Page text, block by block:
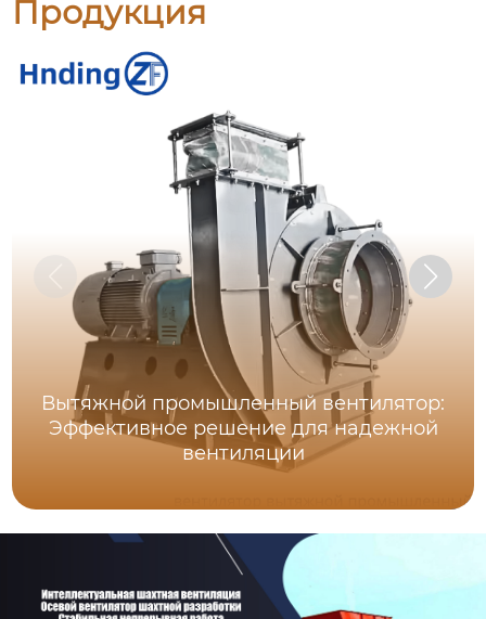
Продукция
Вытяжной промышленный вентилятор:
Эффективное решение для надежной
вентиляции